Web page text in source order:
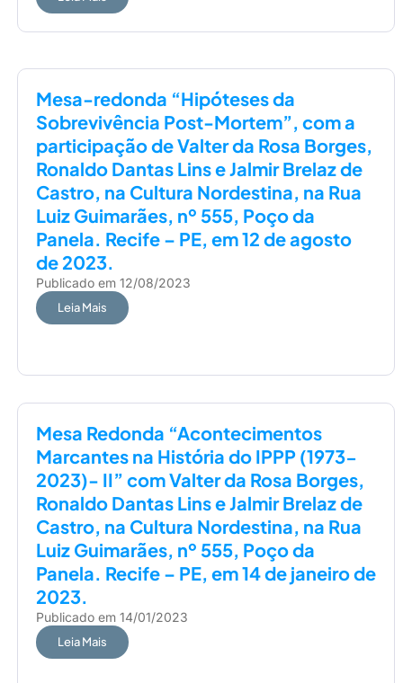
Mesa-redonda “Hipóteses da
Sobrevivência Post-Mortem”, com a
participação de Valter da Rosa Borges,
Ronaldo Dantas Lins e Jalmir Brelaz de
Castro, na Cultura Nordestina, na Rua
Luiz Guimarães, nº 555, Poço da
Panela. Recife – PE, em 12 de agosto
de 2023.
Publicado em 12/08/2023
Leia Mais
Mesa Redonda “Acontecimentos
Marcantes na História do IPPP (1973-
2023)- II” com Valter da Rosa Borges,
Ronaldo Dantas Lins e Jalmir Brelaz de
Castro, na Cultura Nordestina, na Rua
Luiz Guimarães, nº 555, Poço da
Panela. Recife – PE, em 14 de janeiro de
2023.
Publicado em 14/01/2023
Leia Mais